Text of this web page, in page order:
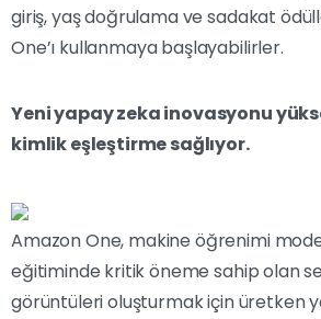
giriş, yaş doğrulama ve sadakat
One’ı kullanmaya başlayabilirler.
Yeni yapay zeka inovasyonu
kimlik eşleştirme sağlıyor.
Amazon One, makine öğrenimi
eğitiminde kritik öneme sahip olan
görüntüleri oluşturmak için üretken